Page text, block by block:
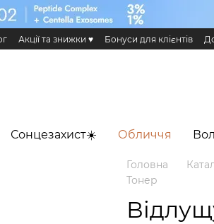
Акції та знижки ♥️ Бонуси для клієнтів
Еко сертифікати і сертифікація
Сонцезахист☀️ Обличчя
Головна
Тонер